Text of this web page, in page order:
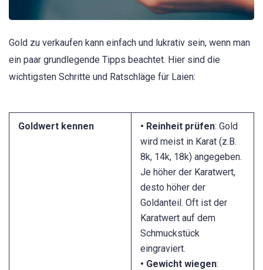
Gold zu verkaufen kann einfach und lukrativ sein, wenn man
ein paar grundlegende Tipps beachtet. Hier sind die
wichtigsten Schritte und Ratschläge für Laien:
Goldwert kennen • Reinheit prüfen: Gold
wird meist in Karat (z.B.
8k, 14k, 18k) angegeben.
Je höher der Karatwert,
desto höher der
Goldanteil. Oft ist der
Karatwert auf dem
Schmuckstück
eingraviert.
• Gewicht wiegen: